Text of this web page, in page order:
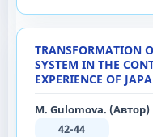
TRANSFORMATION
SYSTEM IN THE
EXPERIENCE OF
M. Gulomova. (Автор)
42-44